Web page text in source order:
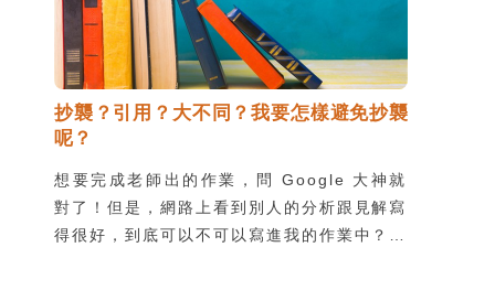
抄襲？引用？大不同？我要怎樣避免抄襲
呢？
想要完成老師出的作業，問 Google 大神就
對了！但是，網路上看到別人的分析跟見解寫
得很好，到底可以不可以寫進我的作業中？當